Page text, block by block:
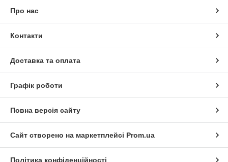
Про нас
Контакти
Доставка та оплата
Графік роботи
Повна версія сайту
Сайт створено на маркетплейсі Prom.ua
Політика конфіденційності